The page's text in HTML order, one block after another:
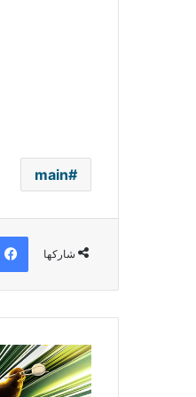
main
شاركها
للأسبوع
الثاني..
"كونغ